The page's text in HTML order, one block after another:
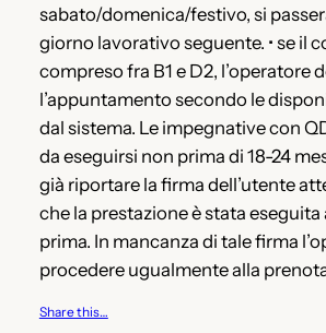
sabato/domenica/festivo, si
giorno lavorativo seguente. • se il
compreso fra B1 e D2, l’operatore
l’appuntamento secondo le
dal sistema. Le impegnative con
da eseguirsi non prima di 18-24
già riportare la firma dell’utente
che la prestazione è stata eseguita
prima. In mancanza di tale firma
procedere ugualmente alla
Share this…